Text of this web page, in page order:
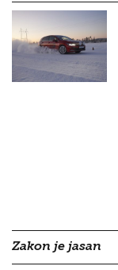
Zakon je jasan